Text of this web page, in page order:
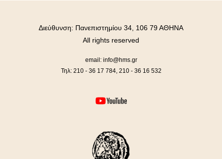
email: info@hms.gr
Τηλ: 210 - 36 17 784, 210 - 36 16 532
Διεύθυνση: Πανεπιστημίου 34, 106 79 ΑΘΗΝΑ
All rights reserved